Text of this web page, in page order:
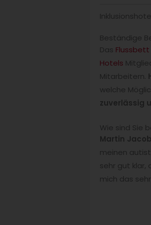
Beständige
Das
Hotels
Mitarbeitern.
welche
zuverlässig
Wie sind Sie
Martin
meinen
sehr gut klar,
mich das